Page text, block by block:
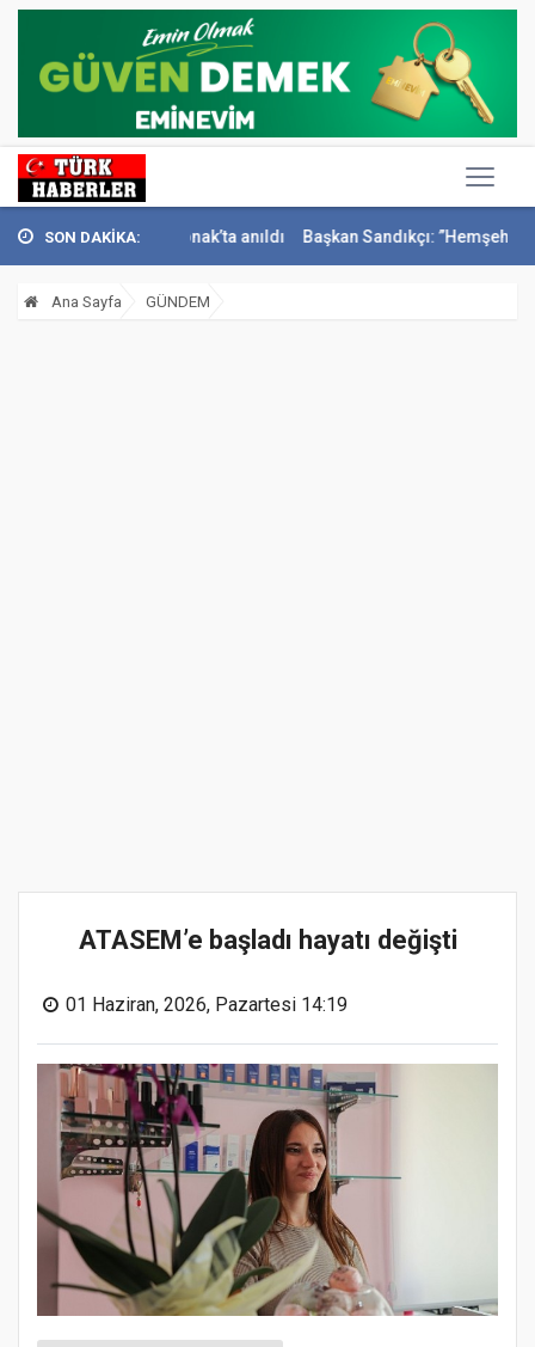
SON DAKİKA:
Sivri Konak’ta anıldı Başkan Sandıkçı: ”Hemşehrilerimizle
Ana Sayfa GÜNDEM
ATASEM’e başladı hayatı değişti
01 Haziran, 2026, Pazartesi 14:19